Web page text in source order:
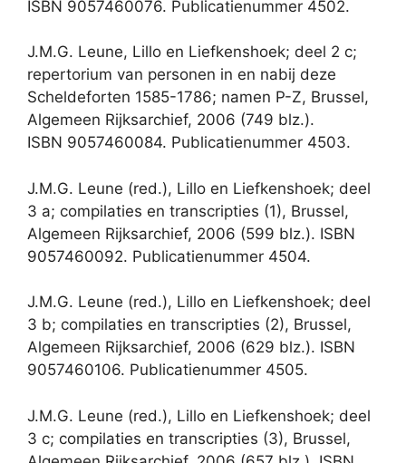
ISBN 9057460076. Publicatienummer 4502.
J.M.G. Leune, Lillo en Liefkenshoek; deel 2 c;
repertorium van personen in en nabij deze
Scheldeforten 1585-1786; namen P-Z, Brussel,
Algemeen Rijksarchief, 2006 (749 blz.).
ISBN 9057460084. Publicatienummer 4503.
J.M.G. Leune (red.), Lillo en Liefkenshoek; deel
3 a; compilaties en transcripties (1), Brussel,
Algemeen Rijksarchief, 2006 (599 blz.). ISBN
9057460092. Publicatienummer 4504.
J.M.G. Leune (red.), Lillo en Liefkenshoek; deel
3 b; compilaties en transcripties (2), Brussel,
Algemeen Rijksarchief, 2006 (629 blz.). ISBN
9057460106. Publicatienummer 4505.
J.M.G. Leune (red.), Lillo en Liefkenshoek; deel
3 c; compilaties en transcripties (3), Brussel,